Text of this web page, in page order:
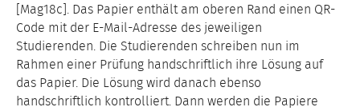
[Mag18c]. Das Papier enthält am oberen Rand einen QR-
Code mit der E-Mail-Adresse des jeweiligen
Studierenden. Die Studierenden schreiben nun im
Rahmen einer Prüfung handschriftlich ihre Lösung auf
das Papier. Die Lösung wird danach ebenso
handschriftlich kontrolliert. Dann werden die Papiere